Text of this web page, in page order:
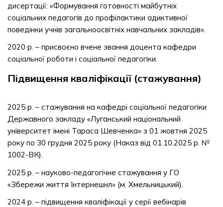
дисертації: «Формування готовності майбутніх
соціальних педагогів до профілактики адиктивної
поведінки учнів загальноосвітніх навчальних закладів».
2020 р. – присвоєно вчене звання доцента кафедри
соціальної роботи і соціальної педагогіки.
Підвищення кваліфікації (стажування)
2025 р. – стажування на кафедрі соціальної педагогіки
Державного закладу «Луганський національний
університет імені Тараса Шевченка» з 01 жовтня 2025
року по 30 грудня 2025 року (Наказ від 01.10.2025 р. №
1002-ВК).
2025 р. – науково-педагогічне стажування у ГО
«Збережи життя Інтернешнл» (м. Хмельницький).
2024 р. – підвищення кваліфікації у серії вебінарів